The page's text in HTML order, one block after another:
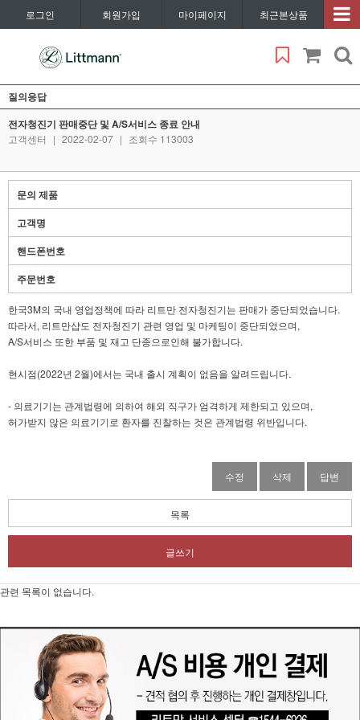
로그인 회원가입 마이페이지 최근본상품
질의응답
전자청진기 판매중단 및 A/S서비스 종료 안내
고객센터 | 2022-02-07 | 조회수 113003
문의 제품
고객명
핸드폰번호
주문번호
한국3M의 국내 영업정책에 따라 리트만 전자청진기는 판매가 중단되었습니다.
따라서, 리트만샵도 전자청진기 관련 영업 및 마케팅이 중단되었으며,
A/S서비스 또한 부품 및 재고 단종으로인해 불가합니다.
현시점(2022년 2월)에서는 국내 출시 계획이 없음을 알려드립니다.
- 의료기기는 관계법령에 의하여 해외 직구가 엄격하게 제한되고 있으며,
허가받지 않은 의료기기로 환자를 진찰하는 것은 관계법령 위반입니다.
수정 삭제 답변
목록
글쓰기
관련 목록이 없습니다.